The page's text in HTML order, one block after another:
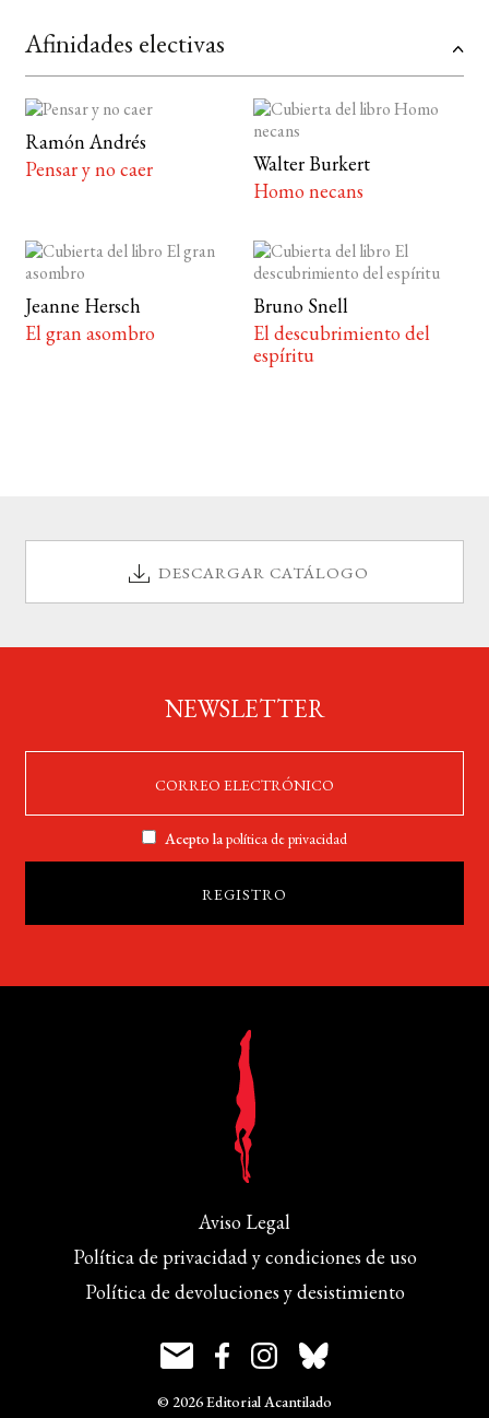
Afinidades electivas
Ramón Andrés
Pensar y no caer
Walter Burkert
Homo necans
Jeanne Hersch
El gran asombro
Bruno Snell
El descubrimiento del
espíritu
DESCARGAR CATÁLOGO
NEWSLETTER
Acepto lapolítica de privacidad
Aviso Legal
Política de privacidad y condiciones de uso
Política de devoluciones y desistimiento
© 2026 Editorial Acantilado